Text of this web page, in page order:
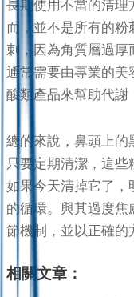
長期使用不當的清理
而，並不是所有的粉
刺，因為角質層過厚
通常需要由專業的美
酸類產品來幫助代謝
總的來說，鼻頭上的
只要定期清潔，這些
如果今天清掉它了，
的循環。與其過度
節機制，並以正確的
相關文章：